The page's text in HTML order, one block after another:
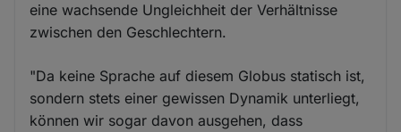
eine wachsende Ungleichheit der Verhältnisse
zwischen den Geschlechtern.
"Da keine Sprache auf diesem Globus statisch ist,
sondern stets einer gewissen Dynamik unterliegt,
können wir sogar davon ausgehen, dass